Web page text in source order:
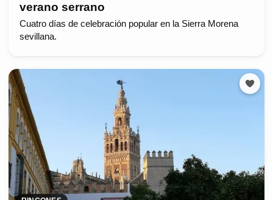
verano serrano
Cuatro días de celebración popular en la Sierra Morena
sevillana.